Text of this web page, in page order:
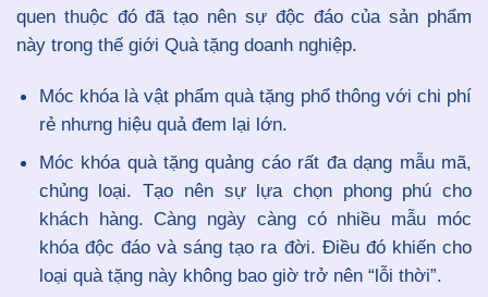
quen thuộc đó đã tạo nên sự độc đáo của sản phẩm
này trong thế giới Quà tặng doanh nghiệp.
Móc khóa là vật phẩm quà tặng phổ thông với chi phí
rẻ nhưng hiệu quả đem lại lớn.
Móc khóa quà tặng quảng cáo rất đa dạng mẫu mã,
chủng loại. Tạo nên sự lựa chọn phong phú cho
khách hàng. Càng ngày càng có nhiều mẫu móc
khóa độc đáo và sáng tạo ra đời. Điều đó khiến cho
loại quà tặng này không bao giờ trở nên “lỗi thời”.